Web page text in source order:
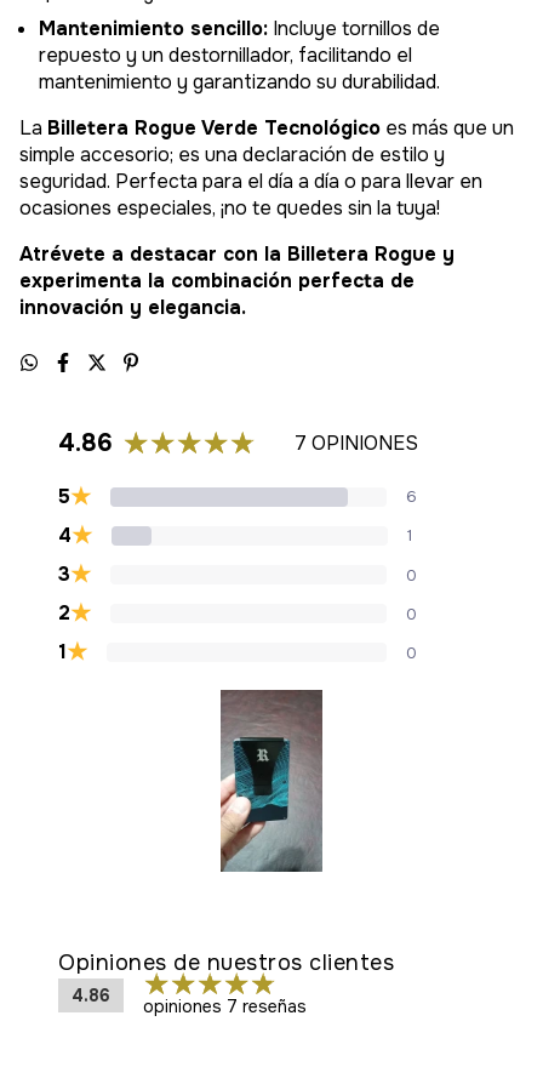
Mantenimiento sencillo: Incluye tornillos de
repuesto y un destornillador, facilitando el
mantenimiento y garantizando su durabilidad.
La Billetera Rogue Verde Tecnológico es más que un
simple accesorio; es una declaración de estilo y
seguridad. Perfecta para el día a día o para llevar en
ocasiones especiales, ¡no te quedes sin la tuya!
Atrévete a destacar con la Billetera Rogue y
experimenta la combinación perfecta de
innovación y elegancia.
4.86 7 OPINIONES
5★ 6
4★ 1
3★ 0
2★ 0
1★ 0
Opiniones de nuestros clientes
4.86 opiniones 7 reseñas